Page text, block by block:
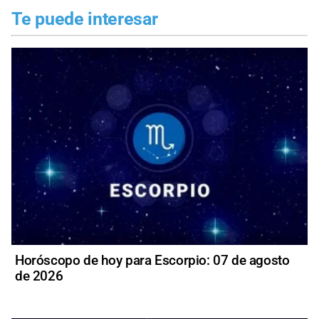
Te puede interesar
Horóscopo de hoy para Escorpio: 07 de agosto
de 2026